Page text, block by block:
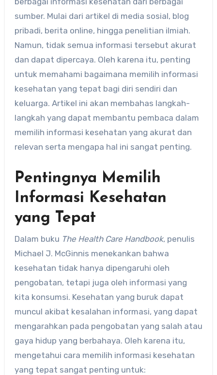
sumber. Mulai dari artikel di media sosial, blog
pribadi, berita online, hingga penelitian ilmiah.
Namun, tidak semua informasi tersebut akurat
dan dapat dipercaya. Oleh karena itu, penting
untuk memahami bagaimana memilih informasi
kesehatan yang tepat bagi diri sendiri dan
keluarga. Artikel ini akan membahas langkah-
langkah yang dapat membantu pembaca dalam
memilih informasi kesehatan yang akurat dan
relevan serta mengapa hal ini sangat penting.
Pentingnya Memilih
Informasi Kesehatan
yang Tepat
Dalam buku The Health Care Handbook, penulis
Michael J. McGinnis menekankan bahwa
kesehatan tidak hanya dipengaruhi oleh
pengobatan, tetapi juga oleh informasi yang
kita konsumsi. Kesehatan yang buruk dapat
muncul akibat kesalahan informasi, yang dapat
mengarahkan pada pengobatan yang salah atau
gaya hidup yang berbahaya. Oleh karena itu,
mengetahui cara memilih informasi kesehatan
yang tepat sangat penting untuk: